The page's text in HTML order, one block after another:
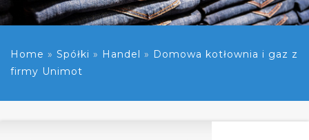
Home » Spółki » Handel » Domowa kotłownia i gaz z
firmy Unimot